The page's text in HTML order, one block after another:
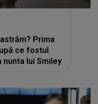
Prima
ce fostul
lui Smiley